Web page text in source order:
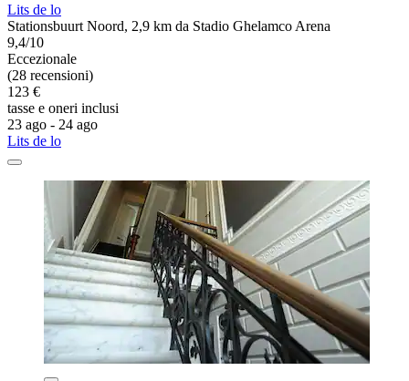
Lits de lo
Stationsbuurt Noord, 2,9 km da Stadio Ghelamco Arena
9,4/10
Eccezionale
(28 recensioni)
123 €
tasse e oneri inclusi
23 ago - 24 ago
Lits de lo